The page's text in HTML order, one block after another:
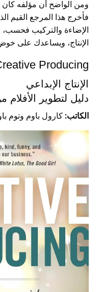
ومن الواضح أن مؤلفه كان
فأخرج هذا المرجع القيم
الإضاءة والتركيب فحسب،
الإنتاج، ويساعدك على
Producing
الإنتاج الإبداعي
دليل لتطوير
الكاتب: كارول باوم وتوم